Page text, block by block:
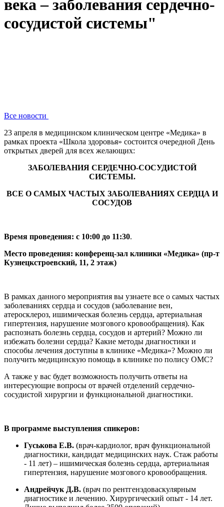
века – заболевания сердечно-
сосудистой системы"
Все новости
23 апреля в медицинском клиническом центре «Медика» в
рамках проекта «Школа здоровья» состоится очередной День
открытых дверей для всех желающих:
ЗАБОЛЕВАНИЯ СЕРДЕЧНО-СОСУДИСТОЙ
СИСТЕМЫ.
ВСЕ О САМЫХ ЧАСТЫХ ЗАБОЛЕВАНИЯХ СЕРДЦА И
СОСУДОВ
Время проведения: с 10:00 до 11:30.
Место проведения: конференц-зал клиники «Медика» (пр-т
Кузнецкстроевский, 11, 2 этаж)
В рамках данного мероприятия вы узнаете все о самых частых
заболеваниях сердца и сосудов (заболевание вен,
атеросклероз, ишимическая болезнь сердца, артериальная
гипертензия, нарушение мозгового кровообращения). Как
распознать болезнь сердца, сосудов и артерий? Можно ли
избежать болезни сердца? Какие методы диагностики и
способы лечения доступны в клинике «Медика»? Можно ли
получить медицинскую помощь в клинике по полису ОМС?
А также у вас будет возможность получить ответы на
интересующие вопросы от врачей отделений сердечно-
сосудистой хирургии и функциональной диагностики.
В программе выступления спикеров:
Гуськова Е.В. (врач-кардиолог, врач функциональной
диагностики, кандидат медицинских наук. Стаж работы
- 11 лет) – ишимическая болезнь сердца, артериальная
гипертензия, нарушение мозгового кровообращения.
Андрейчук Д.В. (врач по рентгенэдоваскулярным
диагностике и лечению. Хирургический опыт - 14 лет.